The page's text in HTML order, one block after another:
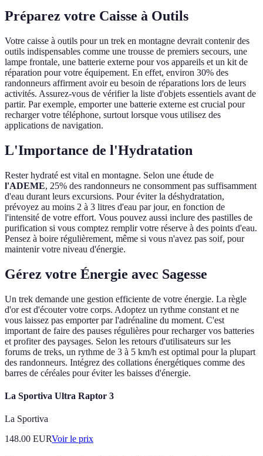
Préparez votre Caisse à Outils
Votre caisse à outils pour un trek en montagne devrait contenir des
outils indispensables comme une trousse de premiers secours, une
lampe frontale, une batterie externe pour vos appareils et un kit de
réparation pour votre équipement. En effet, environ 30% des
randonneurs affirment avoir eu besoin de réparations lors de leurs
activités. Assurez-vous de vérifier la liste d'objets essentiels avant de
partir. Par exemple, emporter une batterie externe est crucial pour
recharger votre téléphone, surtout lorsque vous utilisez des
applications de navigation.
L'Importance de l'Hydratation
Rester hydraté est vital en montagne. Selon une étude de
l'ADEME, 25% des randonneurs ne consomment pas suffisamment
d'eau durant leurs excursions. Pour éviter la déshydratation,
prévoyez au moins 2 à 3 litres d'eau par jour, en fonction de
l'intensité de votre effort. Vous pouvez aussi inclure des pastilles de
purification si vous comptez remplir votre réserve à des points d'eau.
Pensez à boire régulièrement, même si vous n'avez pas soif, pour
maintenir votre niveau d'énergie.
Gérez votre Énergie avec Sagesse
Un trek demande une gestion efficiente de votre énergie. La règle
d'or est d'écouter votre corps. Adoptez un rythme constant et ne
vous laissez pas emporter par l'adrénaline du moment. C'est
important de faire des pauses régulières pour recharger vos batteries
et profiter des paysages. Selon les retours d'utilisateurs sur les
forums de treks, un rythme de 3 à 5 km/h est optimal pour la plupart
des randonneurs. Intégrez des collations énergétiques comme des
barres de céréales pour éviter les baisses d'énergie.
La Sportiva Ultra Raptor 3
La Sportiva
148.00 EURVoir le prix